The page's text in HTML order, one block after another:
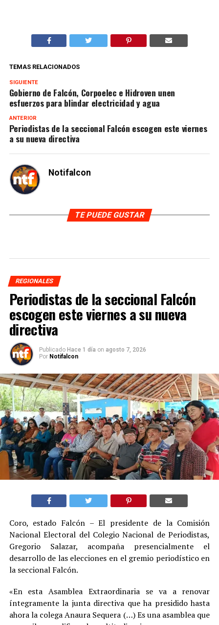
TEMAS RELACIONADOS
SIGUIENTE
Gobierno de Falcón, Corpoelec e Hidroven unen
esfuerzos para blindar electricidad y agua
ANTERIOR
Periodistas de la seccional Falcón escogen este viernes
a su nueva directiva
Notifalcon
TE PUEDE GUSTAR
REGIONALES
Periodistas de la seccional Falcón
escogen este viernes a su nueva
directiva
Publicado Hace 1 día on agosto 7, 2026
Por Notifalcon
Coro, estado Falcón – El presidente de la Comisión
Nacional Electoral del Colegio Nacional de Periodistas,
Gregorio Salazar, acompaña presencialmente el
desarrollo de las elecciones en el gremio periodístico en
la seccional Falcón.
«En esta Asamblea Extraordinaria se va a renovar
íntegramente la junta directiva que ha presidido hasta
ahora la colega Anaura Sequera (…) Es una asamblea que